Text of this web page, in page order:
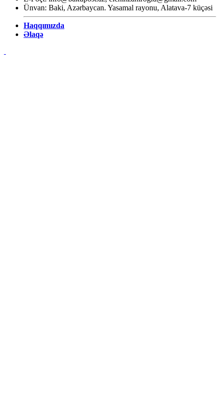
Ünvan: Baki, Azərbaycan. Yasamal rayonu, Alatava-7 küçəsi
Haqqımızda
Əlaqə